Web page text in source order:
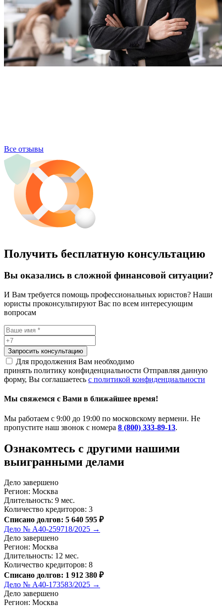
Все отзывы
Получить бесплатную консультацию
Вы оказались в сложной финансовой ситуации?
И Вам требуется помощь профессиональных юристов? Наши
юристы проконсультируют Вас по всем интересующим
вопросам
Запросить консультацию
Для продолжения Вам необходимо
принять политику конфиденциальности Отправляя данную
форму, Вы соглашаетесь с политикой конфиденциальности
Мы свяжемся с Вами в ближайшее время!
Мы работаем с 9:00 до 19:00 по московскому вермени. Не
пропустите наш звонок с номера 8 (800) 333-89-13.
Ознакомтесь c другими нашими
выигранными делами
Дело завершено
Регион: Москва
Длительность: 9 мес.
Количество кредиторов: 3
Списано долгов: 5 640 595 ₽
Дело № А40-259718/2025 →
Дело завершено
Регион: Москва
Длительность: 12 мес.
Количество кредиторов: 8
Списано долгов: 1 912 380 ₽
Дело № А40-173583/2025 →
Дело завершено
Регион: Москва